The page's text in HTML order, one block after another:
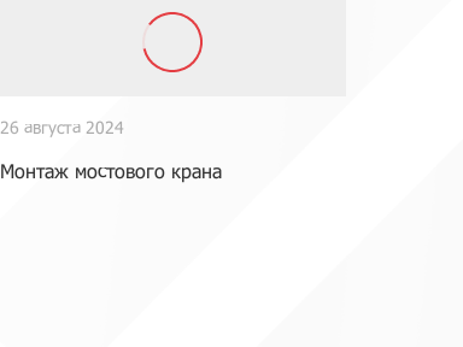
26 августа 2024
Монтаж мостового крана